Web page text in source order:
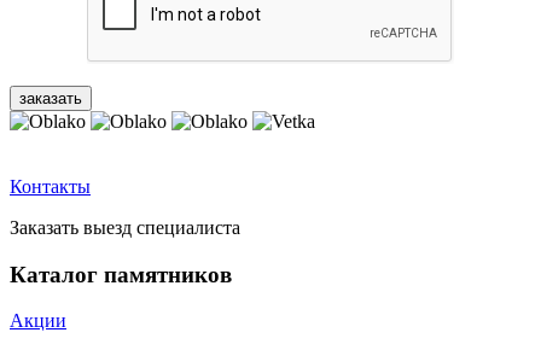
Контакты
Заказать выезд специалиста
Каталог памятников
Акции